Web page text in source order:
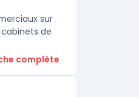
sur
de
complète